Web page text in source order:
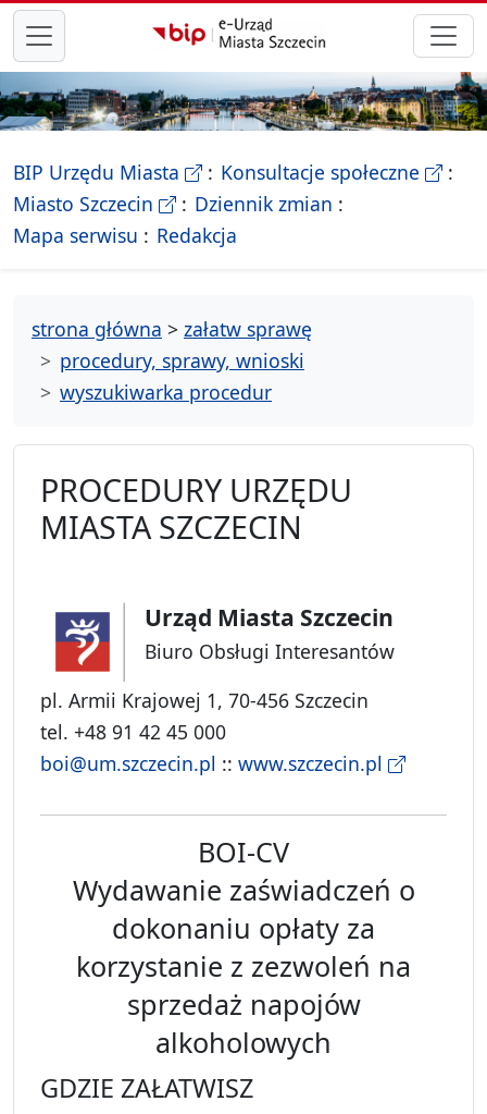
przejdź do głównego menu
BIP Urzędu Miasta - Biletyn Informacji Publicznej
Konsultacje społeczne-
Miasto Szczecin - Oficjalna strona Miasta Szczecin
Dziennik zmian
Mapa serwisu - drzewko rozdziałów
Redakcja
strona główna > załatw sprawę
procedury, sprawy, wnioski
wyszukiwarka procedur
PROCEDURY URZĘDU
MIASTA SZCZECIN
Urząd Miasta Szczecin
Biuro Obsługi Interesantów
pl. Armii Krajowej 1, 70-456 Szczecin
tel. +48 91 42 45 000
boi@um.szczecin.pl :: www.szczecin.pl
BOI-CV
Wydawanie zaświadczeń o
dokonaniu opłaty za
korzystanie z zezwoleń na
sprzedaż napojów
alkoholowych
GDZIE ZAŁATWISZ